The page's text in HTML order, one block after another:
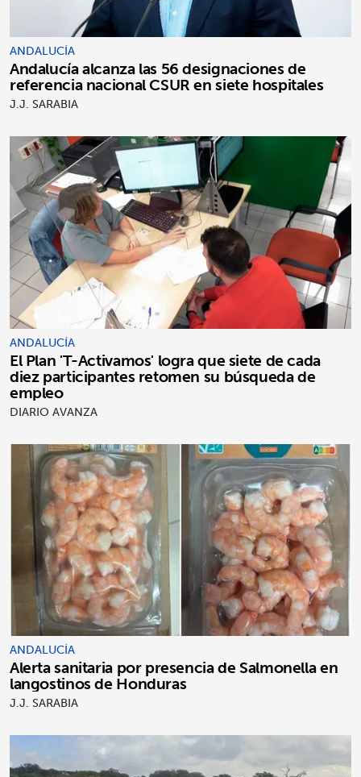
ANDALUCÍA
Andalucía alcanza las 56 designaciones de
referencia nacional CSUR en siete hospitales
J.J. SARABIA
ANDALUCÍA
El Plan 'T-Activamos' logra que siete de cada
diez participantes retomen su búsqueda de
empleo
DIARIO AVANZA
ANDALUCÍA
Alerta sanitaria por presencia de Salmonella en
langostinos de Honduras
J.J. SARABIA